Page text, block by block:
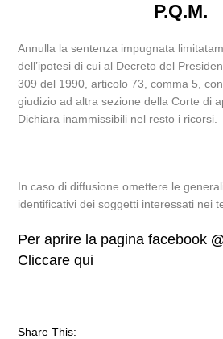
P.Q.M.
Annulla la sentenza impugnata
dell’ipotesi di cui al Decreto del
309 del 1990, articolo 73, comma 5,
giudizio ad altra sezione della Corte di
Dichiara inammissibili nel resto i ricorsi.
In caso di diffusione omettere le
identificativi dei soggetti interessati nei
Per aprire la pagina facebook
Cliccare qui
Share This: